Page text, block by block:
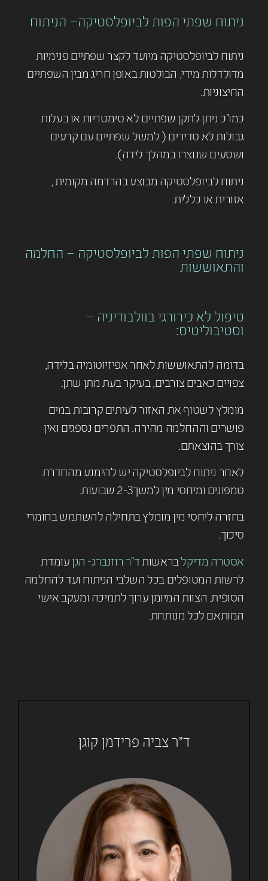
ניתוח שפתי הפות לביופלסטיקה– הניתוח
ניתוח לביופלסטיקה מיועד לקצר שפתיים פנימיות
מדולדלות מידי, הבולטות באופן חריג מבין השפתיים
החיצוניות.
כמו”כ ניתן לתקן שפתיים לא סימטריות או בעלות
גבולות לא סדירים ( למשל שפתיים עם קרעים
ושסעים שנוצרו במהלך לידה).
ניתוח לביופלסטיקה מבוצע בהרדמה מקומית ,
אזורית או כללית.
ניתוח שפתי הפות לביופלסטיקה – החלמה
והתאוששות
טיפול לא כירורגי בוולבודיניה –
וסטיבוליטיס:
בדומה להתאוששות לאחר אפיזיוטומיה בלידה,
צפויים כאבים צורבים, בעיקר בעת מתן שתן.
מומלץ לשטוף את האזור לעיתים קרובות במים
פושרים וההחלמה מהירה. התפרים נספגים ואין
צורך בהוצאתם.
לאחר ניתוח לביופלסטיקה יש להימנע מהחדרת
טמפונים ומיחסי מין למשך2-3 שבועות.
בחזרה ליחסי מין מומלץ בתחילה להשתמש בחומרי
סיכוך.
אסטרה מדיקלבראשותד”ר רוזנברג- הגן עומדת
לרשות המטופלים בכל השלבי הניתוח ועד להחלמה
הסופית. הצוות המיומן ערוך לתמיכה ומעקב אישי
המותאם לכל מנותחת.
ד"ר צביה פרידמן קוגן